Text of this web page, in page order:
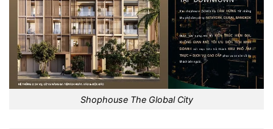
Shophouse The Global City